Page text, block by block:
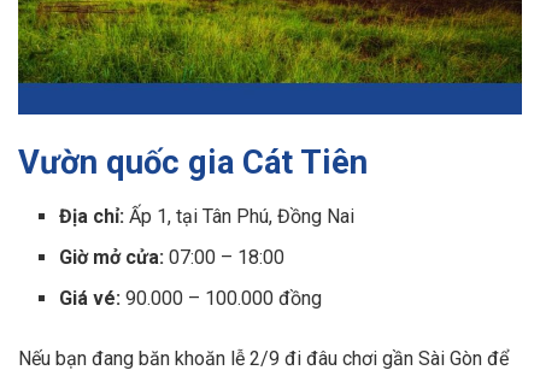
Vườn quốc gia Cát Tiên
Địa chỉ: Ấp 1, tại Tân Phú, Đồng Nai
Giờ mở cửa: 07:00 – 18:00
Giá vé: 90.000 – 100.000 đồng
Nếu bạn đang băn khoăn lễ 2/9 đi đâu chơi gần Sài Gòn để